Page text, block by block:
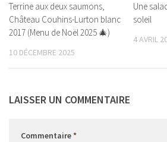
Terrine aux deux saumons,
Château Couhins-Lurton blanc
2017 (Menu de Noël 2025 🎄)
10 DÉCEMBRE 2025
Une
soleil
4 AVRIL
LAISSER UN COMMENTAIRE
Commentaire*